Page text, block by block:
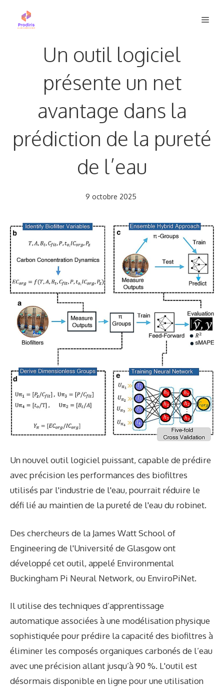
Un outil logiciel
présente un net
avantage dans la
prédiction de la pureté
de l’eau
9 octobre 2025
Un nouvel outil logiciel puissant, capable de prédire
avec précision les performances des biofiltres
utilisés par l'industrie de l'eau, pourrait réduire le
défi lié au maintien de la pureté de l'eau du robinet.
Des chercheurs de la James Watt School of
Engineering de l'Université de Glasgow ont
développé cet outil, appelé Environmental
Buckingham Pi Neural Network, ou EnviroPiNet.
Il utilise des techniques d’apprentissage
automatique associées à une modélisation physique
sophistiquée pour prédire la capacité des biofiltres à
éliminer les composés organiques carbonés de l’eau
avec une précision allant jusqu’à 90 %. L'outil est
désormais disponible en ligne pour une utilisation